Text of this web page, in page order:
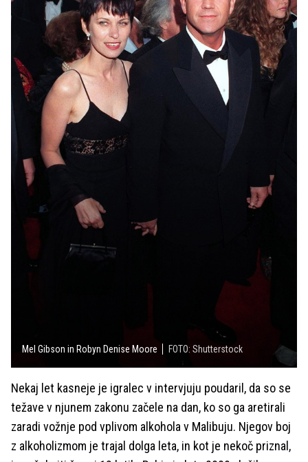
Mel Gibson in Robyn Denise Moore FOTO: Shutterstock
Nekaj let kasneje je igralec v intervjuju poudaril, da so se
težave v njunem zakonu začele na dan, ko so ga aretirali
zaradi vožnje pod vplivom alkohola v Malibuju. Njegov boj
z alkoholizmom je trajal dolga leta, in kot je nekoč priznal,